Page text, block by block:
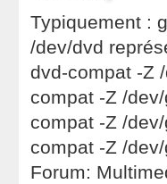
Typiquement :
/dev/dvd
dvd-compat -Z
compat -Z /
compat -Z /
compat -Z /
Forum: